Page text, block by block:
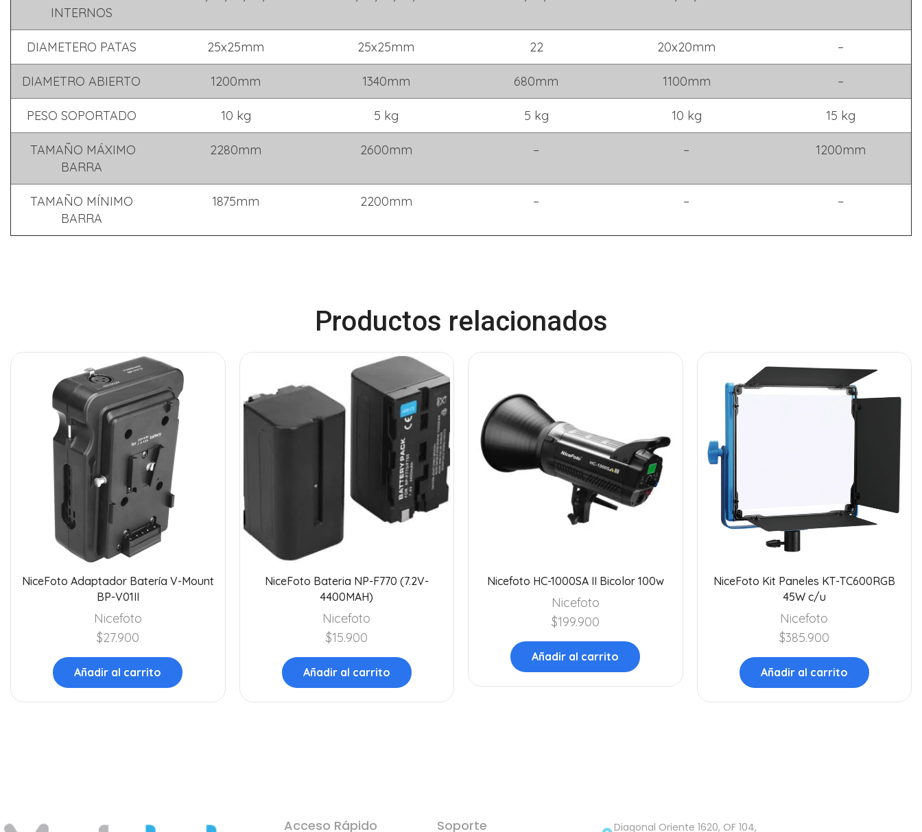
INTERNOS
DIAMETERO PATAS 25x25mm 25x25mm 22 20x20mm –
DIAMETRO ABIERTO 1200mm 1340mm 680mm 1100mm –
PESO SOPORTADO 10 kg 5 kg 5 kg 10 kg 15 kg
TAMAÑO MÁXIMO
BARRA
2280mm 2600mm – – 1200mm
TAMAÑO MÍNIMO
BARRA
1875mm 2200mm – – –
Productos relacionados
NiceFoto Adaptador Batería V-Mount
BP-V01II
Nicefoto
$27.900
Añadir al carrito
NiceFoto Bateria NP-F770 (7.2V-
4400MAH)
Nicefoto
$15.900
Añadir al carrito
Nicefoto HC-1000SA II Bicolor 100w
Nicefoto
$199.900
Añadir al carrito
NiceFoto Kit Paneles KT-TC600RGB
45W c/u
Nicefoto
$385.900
Añadir al carrito
Acceso Rápido Soporte Diagonal Oriente 1620, OF 104,